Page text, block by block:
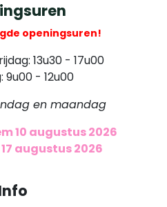
openingsuren!
13u30 - 17u00
9u00 - 12u00
en maandag
10 augustus 2026
17 augustus 2026